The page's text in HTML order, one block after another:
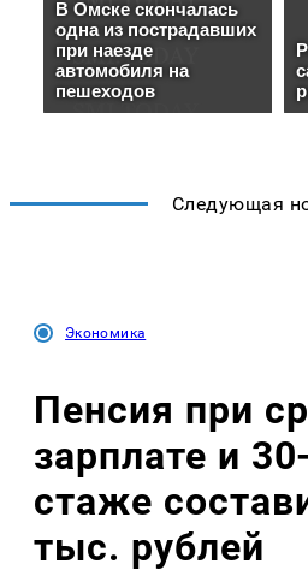
Следующая
Экономика
Пенсия при
зарплате и
стаже
тыс. рублей